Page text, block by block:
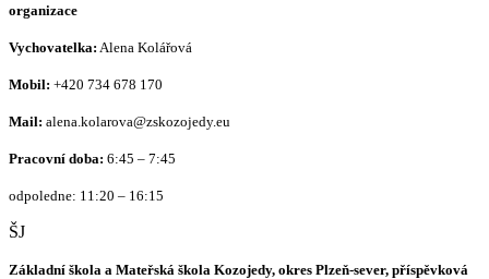
organizace
Vychovatelka: Alena Kolářová
Mobil: +420 734 678 170
Mail: alena.kolarova@zskozojedy.eu
Pracovní doba: 6:45 – 7:45
odpoledne: 11:20 – 16:15
ŠJ
Základní škola a Mateřská škola Kozojedy, okres Plzeň-sever, příspěvková